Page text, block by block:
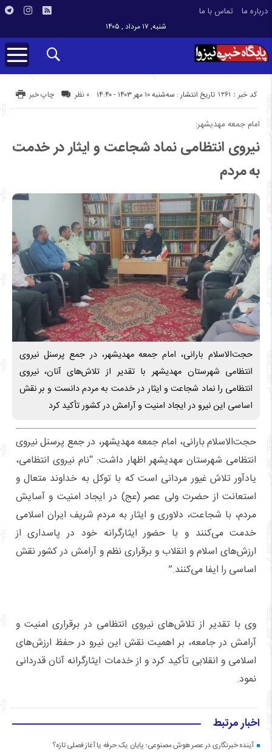
درباره ما تماس با ما
شنبه, ۱۷ مرداد , ۱۴۰۵
تاریخ انتشار : سه‌شنبه ۱۰ مهر ۱۴۰۳ - ۱۴:۴۰ کد خبر : 1261 چاپ خبر ۰ نظر
امام جمعه مهدیشهر:
نیروی انتظامی نماد شجاعت و ایثار در خدمت
به مردم
حجت‌الاسلام بارانی، امام جمعه مهدیشهر، در جمع پرسنل نیروی
انتظامی شهرستان مهدیشهر با تقدیر از تلاش‌های آنان، نیروی
انتظامی را نماد شجاعت و ایثار در خدمت به مردم دانست و بر نقش
اساسی این نیرو در ایجاد امنیت و آرامش در کشور تأکید کرد
حجت‌الاسلام بارانی، امام جمعه مهدیشهر، در جمع پرسنل نیروی
انتظامی شهرستان مهدیشهر اظهار داشت: “نام نیروی انتظامی،
یادآور تلاش غیور مردانی است که با توکل به خداوند متعال و
استعانت از حضرت ولی عصر (عج) در ایجاد امنیت و آسایش
مردم، با شجاعت، دلاوری و ایثار به مردم شریف ایران اسلامی
خدمت می‌کنند و با حضور ایثارگرانه خود در پاسداری از
ارزش‌های اسلام و انقلاب و برقراری نظم و آرامش در کشور نقش
اساسی را ایفا می‌کنند.”
وی با تقدیر از تلاش‌های نیروی انتظامی در برقراری امنیت و
آرامش در جامعه، بر اهمیت نقش این نیرو در حفظ ارزش‌های
اسلامی و انقلابی تأکید کرد و از خدمات ایثارگرانه آنان قدردانی
نمود.
اخبار مرتبط
آینده خبرنگاری در عصر هوش مصنوعی؛ پایان یک حرفه یا آغاز فصلی تازه؟